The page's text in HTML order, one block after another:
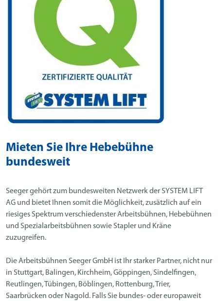
Mieten Sie Ihre Hebebühne
bundesweit
Seeger gehört zum bundesweiten Netzwerk der SYSTEM LIFT
AG und bietet Ihnen somit die Möglichkeit, zusätzlich auf ein
riesiges Spektrum verschiedenster Arbeitsbühnen, Hebebühnen
und Spezialarbeitsbühnen sowie Stapler und Kräne
zuzugreifen.
Die Arbeitsbühnen Seeger GmbH ist Ihr starker Partner, nicht nur
in Stuttgart, Balingen, Kirchheim, Göppingen, Sindelfingen,
Reutlingen, Tübingen, Böblingen, Rottenburg, Trier,
Saarbrücken oder Nagold. Falls Sie bundes- oder europaweit